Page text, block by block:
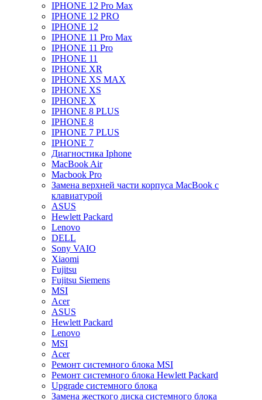
IPHONE 12 Pro Max
IPHONE 12 PRO
IPHONE 12
IPHONE 11 Pro Max
IPHONE 11 Pro
IPHONE 11
IPHONE XR
IPHONE XS MAX
IPHONE XS
IPHONE X
IPHONE 8 PLUS
IPHONE 8
IPHONE 7 PLUS
IPHONE 7
Диагностика Iphone
MacBook Air
Macbook Pro
Замена верхней части корпуса MacBook с
клавиатурой
ASUS
Hewlett Packard
Lenovo
DELL
Sony VAIO
Xiaomi
Fujitsu
Fujitsu Siemens
MSI
Acer
ASUS
Hewlett Packard
Lenovo
MSI
Acer
Ремонт системного блока MSI
Ремонт системного блока Hewlett Packard
Upgrade системного блока
Замена жесткого диска системного блока